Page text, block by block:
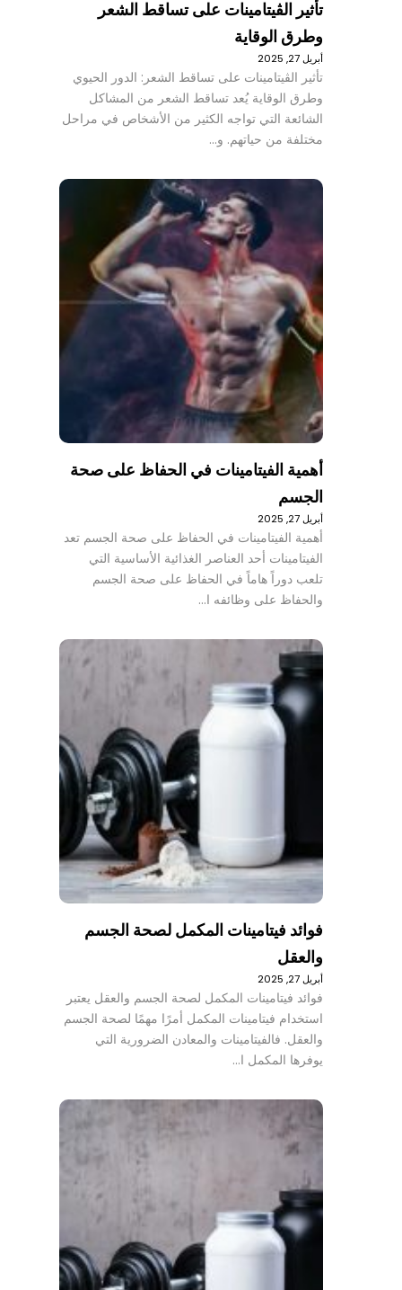
تأثير الڤيتامينات على تساقط الشعر
وطرق الوقاية
أبريل 27, 2025
تأثير الڤيتامينات على تساقط الشعر: الدور الحيوي
وطرق الوقاية يُعد تساقط الشعر من المشاكل
الشائعة التي تواجه الكثير من الأشخاص في مراحل
مختلفة من حياتهم. و…
أهمية الفيتامينات في الحفاظ على صحة
الجسم
أبريل 27, 2025
أهمية الفيتامينات في الحفاظ على صحة الجسم تعد
الفيتامينات أحد العناصر الغذائية الأساسية التي
تلعب دوراً هاماً في الحفاظ على صحة الجسم
والحفاظ على وظائفه ا…
فوائد فيتامينات المكمل لصحة الجسم
والعقل
أبريل 27, 2025
فوائد فيتامينات المكمل لصحة الجسم والعقل يعتبر
استخدام فيتامينات المكمل أمرًا مهمًا لصحة الجسم
والعقل. فالفيتامينات والمعادن الضرورية التي
يوفرها المكمل ا…